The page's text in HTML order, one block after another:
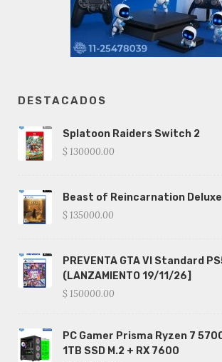
DESTACADOS
Splatoon Raiders Switch 2
$ 130000.00
Beast of Reincarnation
$ 135000.00
PREVENTA GTA VI Standard
(LANZAMIENTO 19/11/26]
$ 150000.00
PC Gamer Prisma Ryzen 7
1TB SSD M.2 + RX 7600